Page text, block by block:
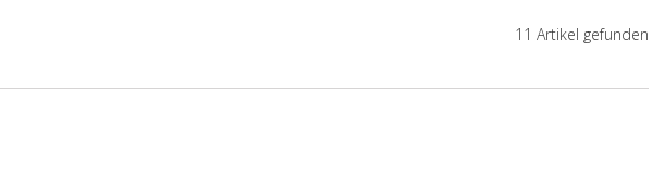
11 Artikel gefunden